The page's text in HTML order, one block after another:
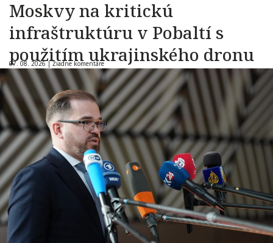
Moskvy na kritickú
infraštruktúru v Pobaltí s
použitím ukrajinského dronu
07. 08. 2026 |Žiadne komentáre